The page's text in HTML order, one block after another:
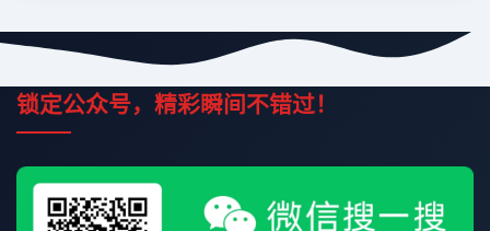
锁定公众号，精彩瞬间不错过！